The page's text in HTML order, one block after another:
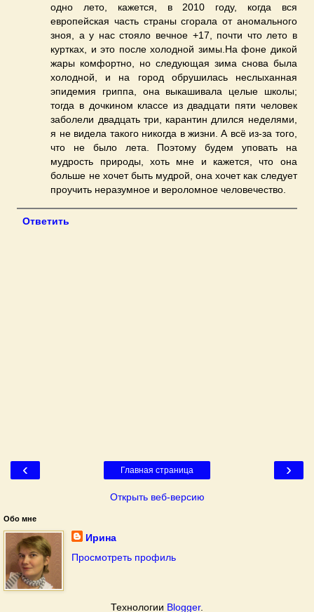
одно лето, кажется, в 2010 году, когда вся
европейская часть страны сгорала от аномального
зноя, а у нас стояло вечное +17, почти что лето в
куртках, и это после холодной зимы.На фоне дикой
жары комфортно, но следующая зима снова была
холодной, и на город обрушилась неслыханная
эпидемия гриппа, она выкашивала целые школы;
тогда в дочкином классе из двадцати пяти человек
заболели двадцать три, карантин длился неделями,
я не видела такого никогда в жизни. А всё из-за того,
что не было лета. Поэтому будем уповать на
мудрость природы, хоть мне и кажется, что она
больше не хочет быть мудрой, она хочет как следует
проучить неразумное и вероломное человечество.
Ответить
‹ ›
Главная страница
Открыть веб-версию
Обо мне
Ирина
Просмотреть профиль
Технологии Blogger.